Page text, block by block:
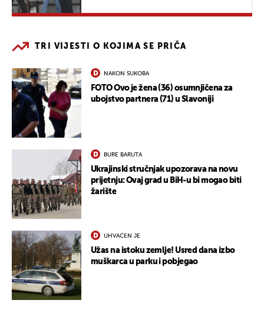
TRI VIJESTI O KOJIMA SE PRIČA
NAKON SUKOBA
FOTO Ovo je žena (36) osumnjičena za
ubojstvo partnera (71) u Slavoniji
BURE BARUTA
Ukrajinski stručnjak upozorava na novu
prijetnju: Ovaj grad u BiH-u bi mogao biti
žarište
UHVAĆEN JE
Užas na istoku zemlje! Usred dana izbo
muškarca u parku i pobjegao